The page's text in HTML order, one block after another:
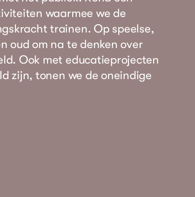
waarmee we de
trainen. Op speelse,
oud om na te denken over
Ook met educatieprojecten
zijn, tonen we de oneindige